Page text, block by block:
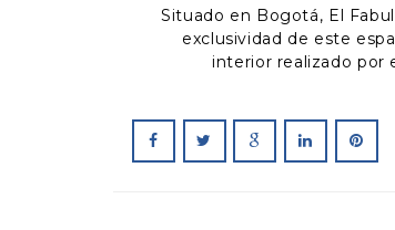
Situado en Bogotá, El
exclusividad de este
interior realizado por